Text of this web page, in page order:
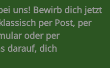
uns! Bewirb dich jetzt
per Post, per
oder per
darauf, dich